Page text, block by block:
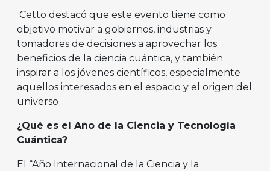
Cetto destacó que este evento tiene como
objetivo motivar a gobiernos, industrias y
tomadores de decisiones a aprovechar los
beneficios de la ciencia cuántica, y también
inspirar a los jóvenes científicos, especialmente
aquellos interesados en el espacio y el origen del
universo
¿Qué es el Año de la Ciencia y Tecnología
Cuántica?
El “Año Internacional de la Ciencia y la